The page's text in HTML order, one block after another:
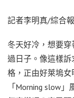
記者李明真/綜合
冬天好冷，想要
過日子。像這樣
格，正由好萊塢
「Morning slow